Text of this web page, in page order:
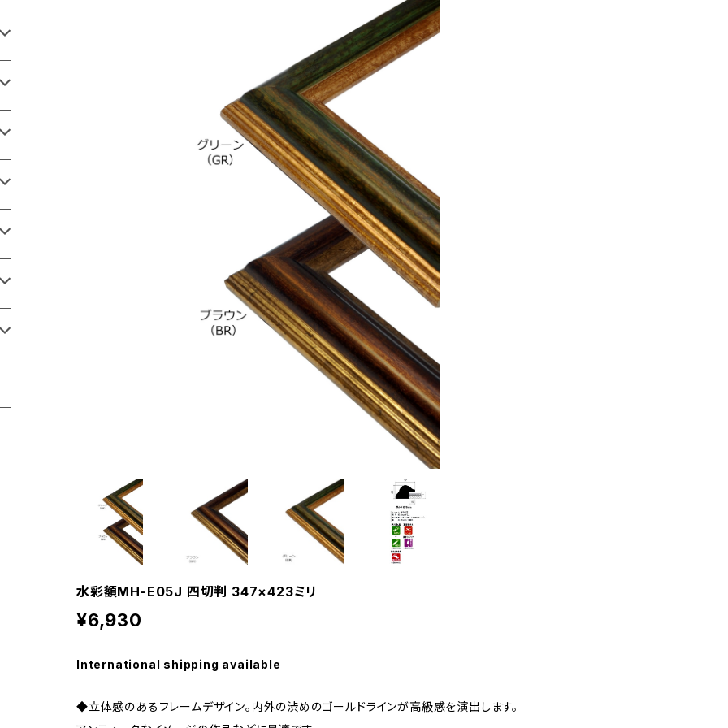
水彩額MH-E05J 四切判 347×423ミリ
¥6,930
International shipping available
◆立体感のあるフレームデザイン。内外の渋めのゴールドラインが高級感を演出します。